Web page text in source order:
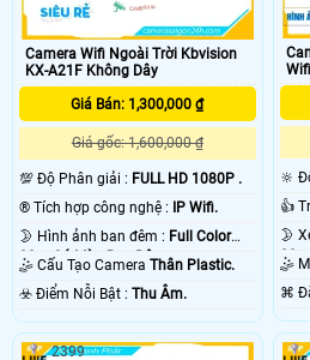
Camera Wifi Ngoài Trời Kbvision
KX-A21F Không Dây
Giá Bán: 1,300,000 ₫
Giá gốc: 1,600,000 ₫
💯 Độ Phân giải : FULL HD 1080P .
®️ Tích hợp công nghệ : IP Wifi.
🌛 Hình ảnh ban đêm : Full Color
30m Có Màu Ban Ðêm.
🤹 Cấu Tạo Camera Thân Plastic.
️☣️ Điểm Nỗi Bật : Thu Âm.
Wifi
2399